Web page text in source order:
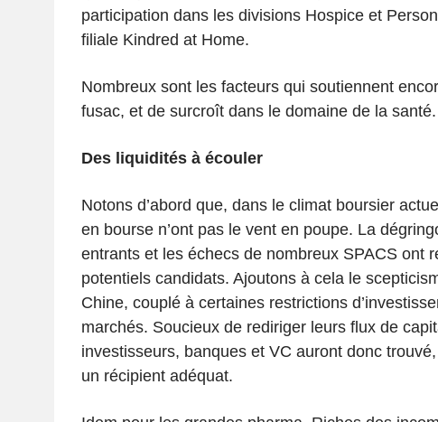
participation dans les divisions Hospice et
filiale Kindred at Home.
Nombreux sont les facteurs qui soutiennent
fusac, et de surcroît dans le domaine de la santé.
Des liquidités à écouler
Notons d’abord que, dans le climat boursier
en bourse n’ont pas le vent en poupe. La
entrants et les échecs de nombreux SPACS ont
potentiels candidats. Ajoutons à cela le
Chine, couplé à certaines restrictions
marchés. Soucieux de rediriger leurs flux de
investisseurs, banques et VC auront donc
un récipient adéquat.